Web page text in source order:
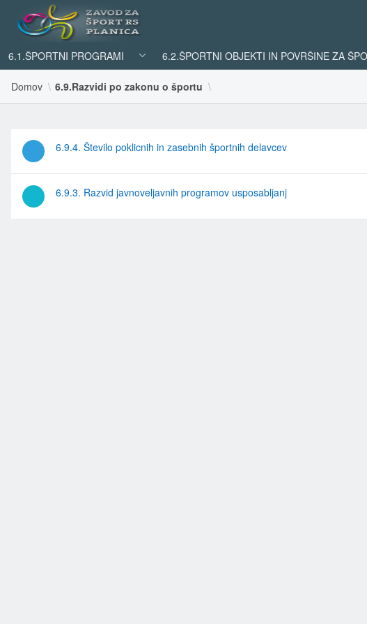
6.1.ŠPORTNI PROGRAMI 6.2.ŠPORTNI OBJEKTI IN POVRŠINE ZA
Domov 6.9.Razvidi po zakonu o športu
6.9.4. Število poklicnih in zasebnih športnih delavcev
6.9.3. Razvid javnoveljavnih programov usposabljanj